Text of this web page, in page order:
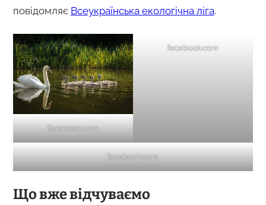
повідомляє Всеукраїнська екологічна ліга.
facebook.com
facebook.com
facebook.com
Що вже відчуваємо